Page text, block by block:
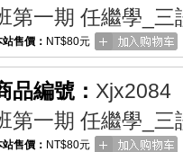
第一期 任繼學_
站售價： NT$80元
品編號： Xjx2084
第一期 任繼學_
站售價： NT$80元